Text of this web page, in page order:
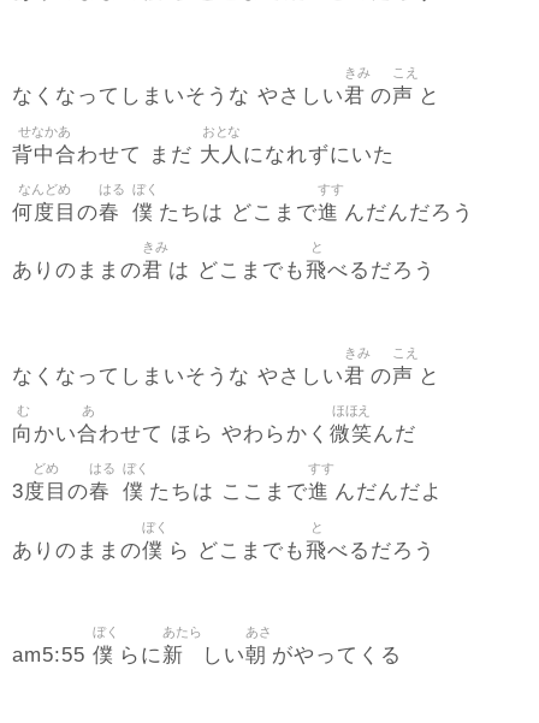
なくなってしまいそうな やさしい君
きみ
の声
こえ
と
背中合
せなかあ
わせて まだ 大人
おとな
になれずにいた
何度目
なんどめ
の春
はる
僕
ぼく
たちは どこまで進
すす
んだんだろう
ありのままの君
きみ
は どこまでも飛
と
べるだろう
なくなってしまいそうな やさしい君
きみ
の声
こえ
と
向
む
かい合
あ
わせて ほら やわらかく 微笑
ほほえ
んだ
3度目
どめ
の春
はる
僕
ぼく
たちは ここまで進
すす
んだんだよ
ありのままの僕
ぼく
ら どこまでも飛
と
べるだろう
am5:55 僕
ぼく
らに新
あたら
しい朝
あさ
がやってくる